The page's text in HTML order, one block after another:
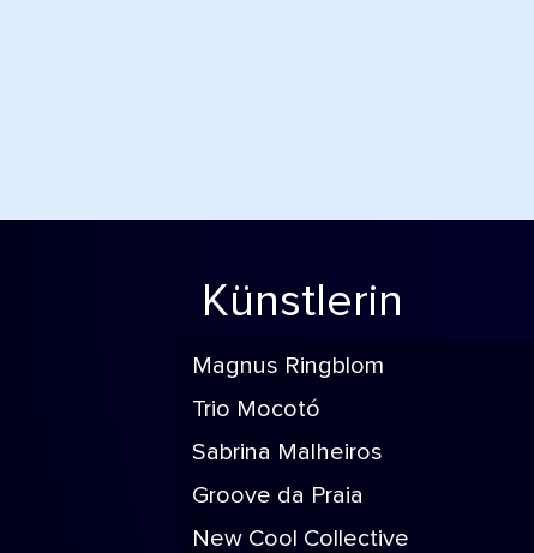
Künstlerin
Magnus Ringblom
Trio Mocotó
Sabrina Malheiros
Groove da Praia
New Cool Collective